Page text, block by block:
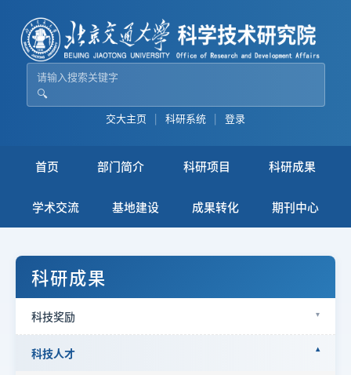
🔍
交大主页 | 科研系统 | 登录
首页 部门简介 科研项目 科研成果
学术交流 基地建设 成果转化 期刊中心
科研成果
科技奖励
科技人才